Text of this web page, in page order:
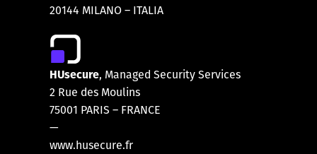
20144 MILANO – ITALIA
HUsecure, Managed Security Services
2 Rue des Moulins
75001 PARIS – FRANCE
—
www.husecure.fr